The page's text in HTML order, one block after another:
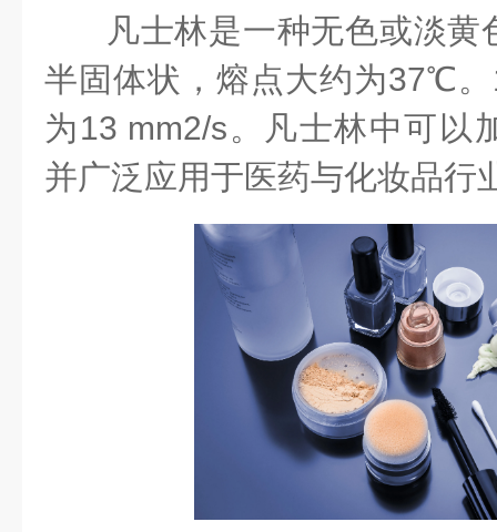
凡士林是一种无色或淡
半固体状，熔点大约为37℃
为13 mm2/s。
凡士林中可以
并广泛应用于医药与化妆品行